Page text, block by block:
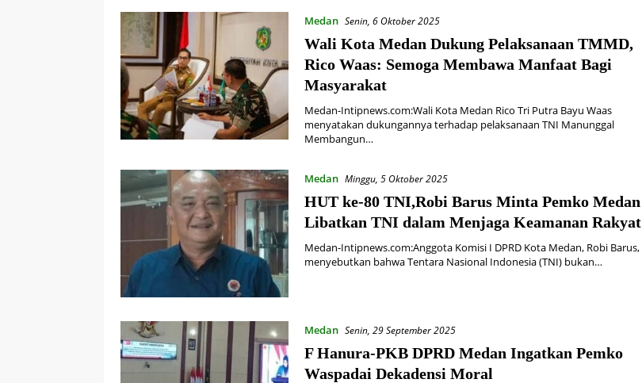
Medan Senin, 6 Oktober 2025
Wali Kota Medan Dukung Pelaksanaan TMMD,
Rico Waas: Semoga Membawa Manfaat Bagi
Masyarakat
Medan-Intipnews.com:Wali Kota Medan Rico Tri Putra Bayu Waas
menyatakan dukungannya terhadap pelaksanaan TNI Manunggal
Membangun…
Medan Minggu, 5 Oktober 2025
HUT ke-80 TNI,Robi Barus Minta Pemko Medan
Libatkan TNI dalam Menjaga Keamanan Rakyat
Medan-Intipnews.com:Anggota Komisi I DPRD Kota Medan, Robi Barus,
menyebutkan bahwa Tentara Nasional Indonesia (TNI) bukan…
Medan Senin, 29 September 2025
F Hanura-PKB DPRD Medan Ingatkan Pemko
Waspadai Dekadensi Moral